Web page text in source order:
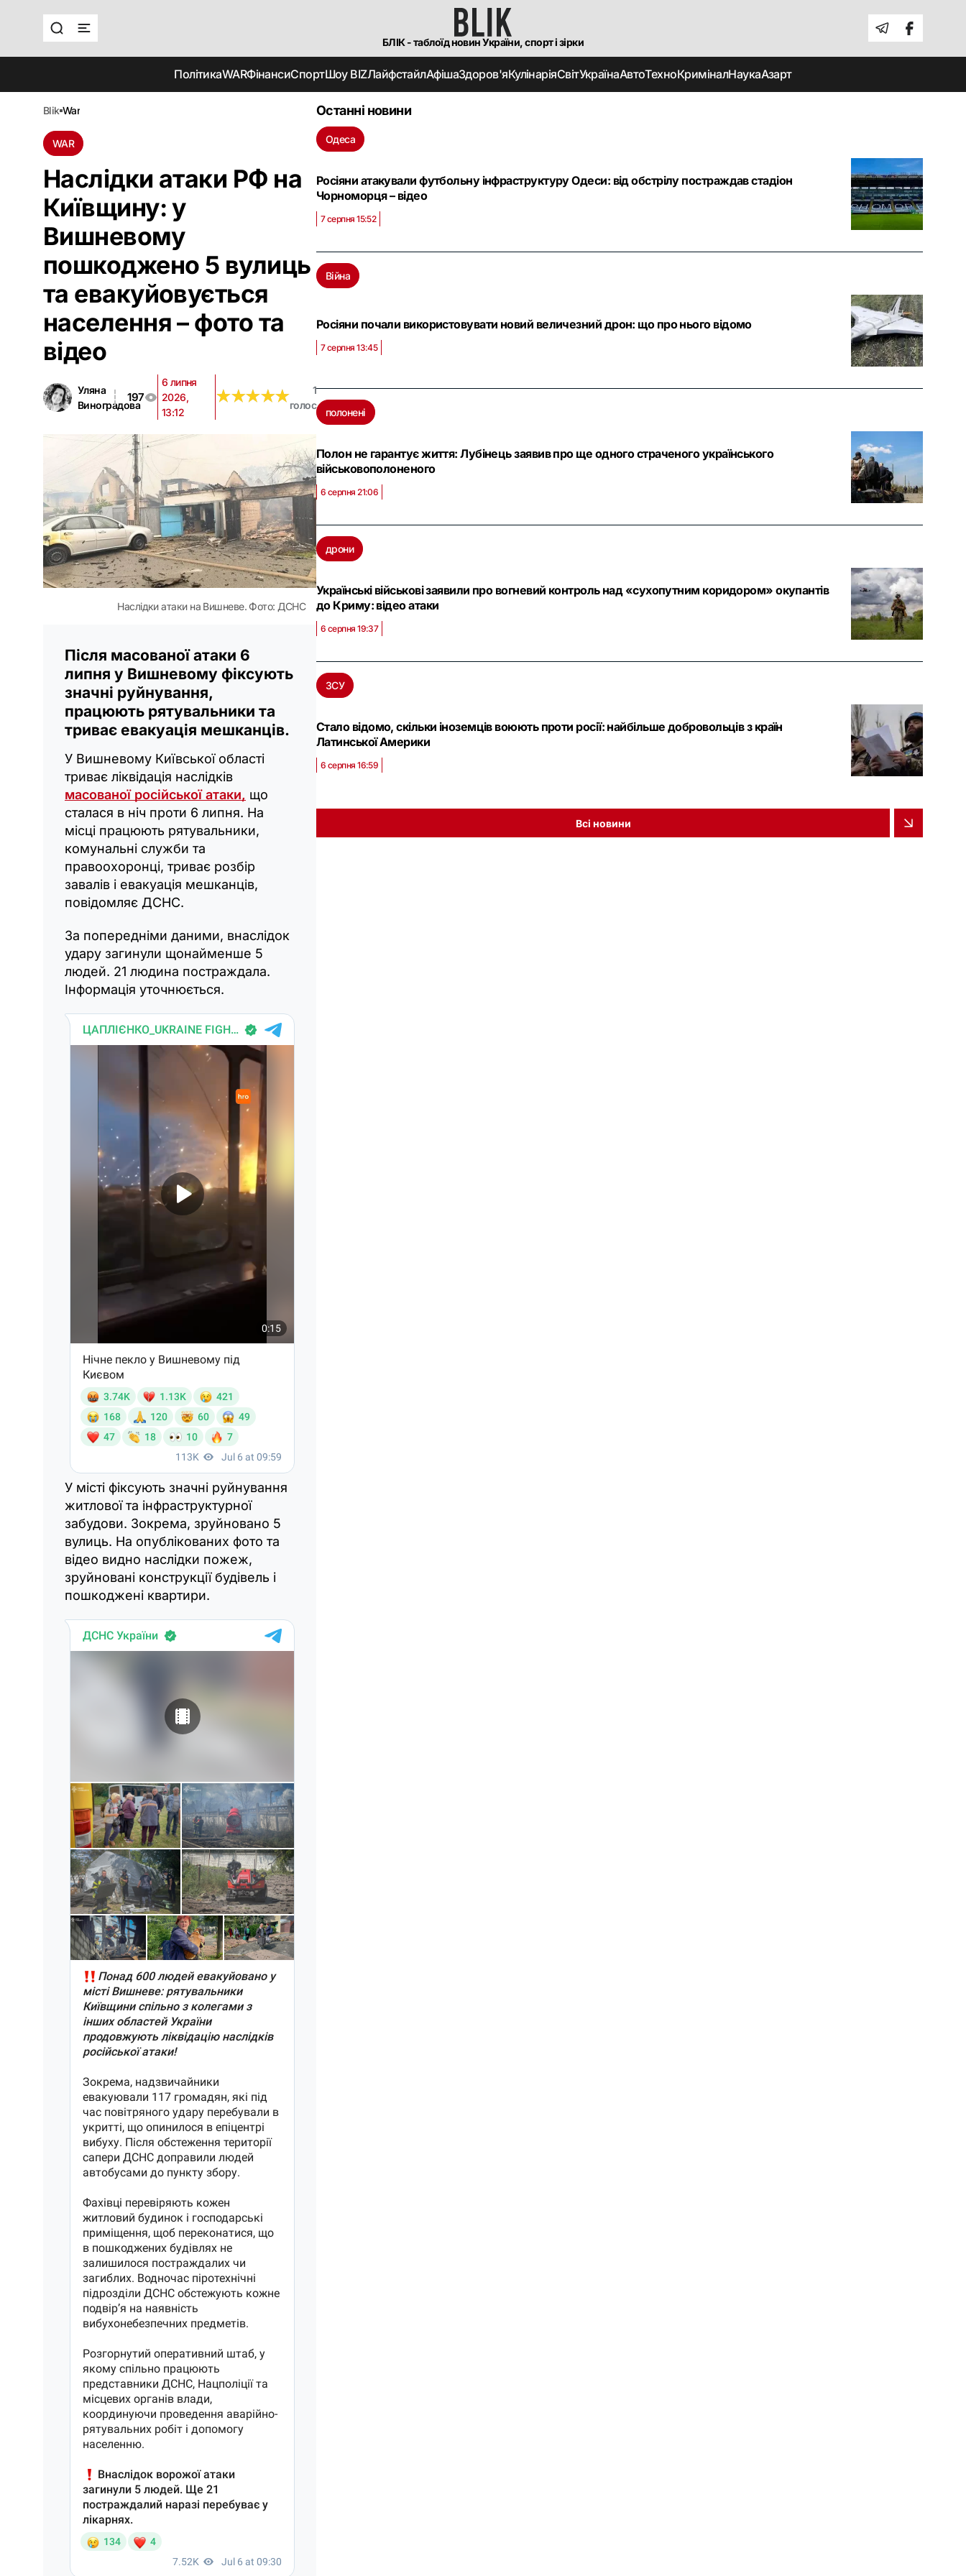
БЛІК - таблоїд новин України, спорт і зірки
ПолітикаWARФінансиСпортШоу BIZЛайфстайлАфішаЗдоров'яКулінаріяСвітУкраїнаАвтоТехноКриміналНаукаАзарт
blik war
WAR
Наслідки атаки РФ на
Київщину: у
Вишневому
пошкоджено 5 вулиць
та евакуйовується
населення – фото та
відео
Уляна
Виноградова
197
6 липня
2026,
13:12
★★★★★
★★★★★
1
голос
Наслідки атаки на Вишневе. Фото: ДСНС
Після масованої атаки 6
липня у Вишневому фіксують
значні руйнування,
працюють рятувальники та
триває евакуація мешканців.
У Вишневому Київської області
триває ліквідація наслідків
масованої російської атаки, що
сталася в ніч проти 6 липня. На
місці працюють рятувальники,
комунальні служби та
правоохоронці, триває розбір
завалів і евакуація мешканців,
повідомляє ДСНС.
За попередніми даними, внаслідок
удару загинули щонайменше 5
людей. 21 людина постраждала.
Інформація уточнюється.
У місті фіксують значні руйнування
житлової та інфраструктурної
забудови. Зокрема, зруйновано 5
вулиць. На опублікованих фото та
відео видно наслідки пожеж,
зруйновані конструкції будівель і
пошкоджені квартири.
Останні новини
Одеса
Росіяни атакували футбольну інфраструктуру Одеси: від обстрілу постраждав стадіон
Чорноморця – відео
7 серпня 15:52
Війна
Росіяни почали використовувати новий величезний дрон: що про нього відомо
7 серпня 13:45
полонені
Полон не гарантує життя: Лубінець заявив про ще одного страченого українського
військовополоненого
6 серпня 21:06
дрони
Українські військові заявили про вогневий контроль над «сухопутним коридором» окупантів
до Криму: відео атаки
6 серпня 19:37
ЗСУ
Стало відомо, скільки іноземців воюють проти росії: найбільше добровольців з країн
Латинської Америки
6 серпня 16:59
Всі новини